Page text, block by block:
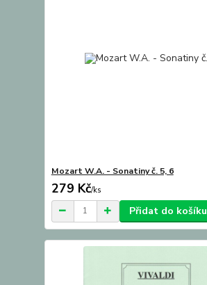
Mozart W.A. - Sonatiny č. 5, 6
279 Kč/ks
Přidat do košíku